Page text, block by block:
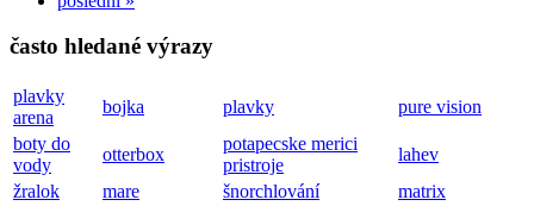
často hledané výrazy
plavky
arena
bojka plavky
pure vision
boty do
vody
otterbox
potapecske merici
pristroje
lahev
žralok
mare šnorchlování
matrix